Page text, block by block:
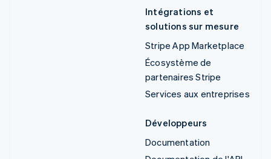
Intégrations et
solutions sur mesure
Stripe App Marketplace
Écosystème de
partenaires Stripe
Services aux entreprises
Développeurs
Documentation